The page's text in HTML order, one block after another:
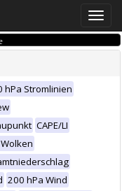
Toggle
hPa Stromlinien
CAPE/LI
200 hPa Wind